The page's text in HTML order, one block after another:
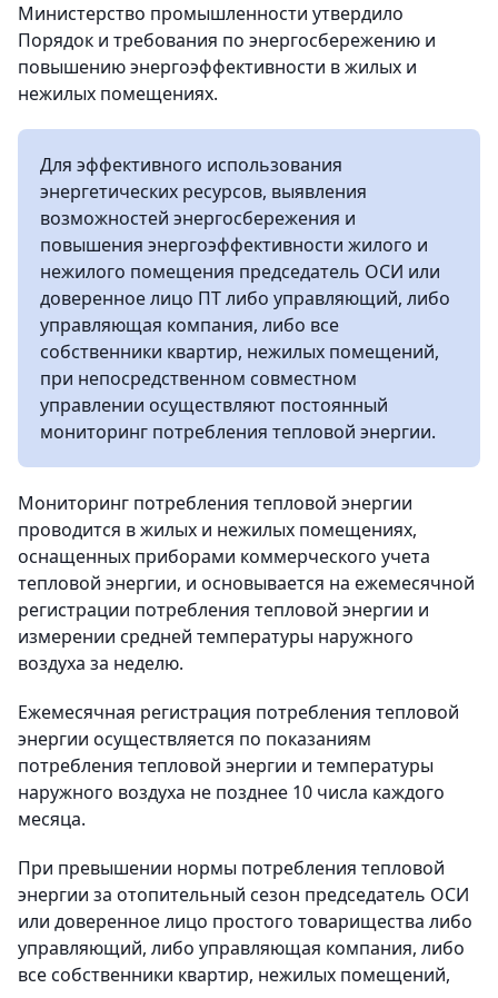
Министерство промышленности утвердило
Порядок и требования по энергосбережению и
повышению энергоэффективности в жилых и
нежилых помещениях.
Для эффективного использования
энергетических ресурсов, выявления
возможностей энергосбережения и
повышения энергоэффективности жилого и
нежилого помещения председатель ОСИ или
доверенное лицо ПТ либо управляющий, либо
управляющая компания, либо все
собственники квартир, нежилых помещений,
при непосредственном совместном
управлении осуществляют постоянный
мониторинг потребления тепловой энергии.
Мониторинг потребления тепловой энергии
проводится в жилых и нежилых помещениях,
оснащенных приборами коммерческого учета
тепловой энергии, и основывается на ежемесячной
регистрации потребления тепловой энергии и
измерении средней температуры наружного
воздуха за неделю.
Ежемесячная регистрация потребления тепловой
энергии осуществляется по показаниям
потребления тепловой энергии и температуры
наружного воздуха не позднее 10 числа каждого
месяца.
При превышении нормы потребления тепловой
энергии за отопительный сезон председатель ОСИ
или доверенное лицо простого товарищества либо
управляющий, либо управляющая компания, либо
все собственники квартир, нежилых помещений,